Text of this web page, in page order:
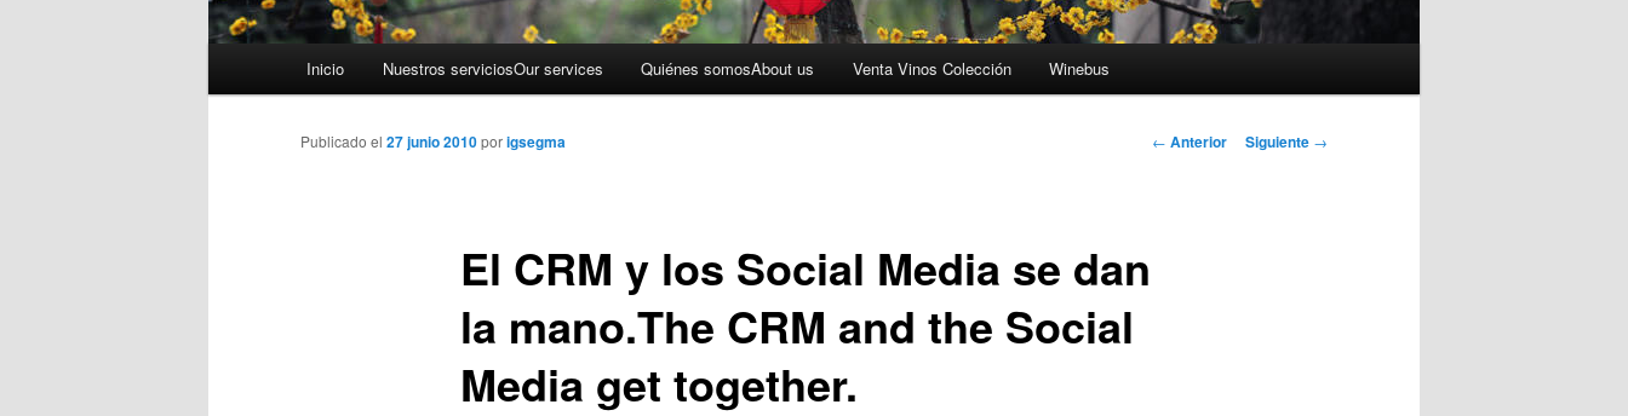
Ir al contenido principal
Ir al contenido secundario
Inicio Nuestros serviciosOur services Quiénes somosAbout us Venta Vinos Colección Winebus
Navegador de
← Anterior Siguiente →
El CRM y los Social Media se dan
la mano.The CRM and the Social
Media get together.
Publicado el 27 junio 2010porigsegma